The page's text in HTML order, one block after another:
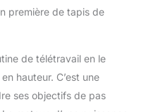
première de tapis de
de télétravail en le
hauteur. C’est une
ses objectifs de pas